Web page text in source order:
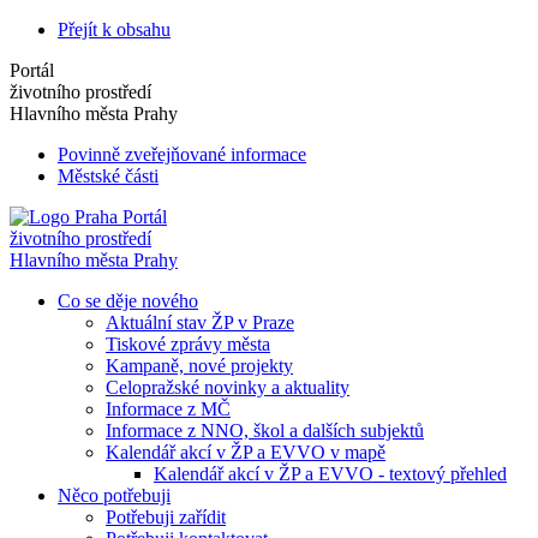
Přejít k obsahu
Portál
životního prostředí
Hlavního města Prahy
Povinně zveřejňované informace
Městské části
Portál
životního prostředí
Hlavního města Prahy
Co se děje nového
Aktuální stav ŽP v Praze
Tiskové zprávy města
Kampaně, nové projekty
Celopražské novinky a aktuality
Informace z MČ
Informace z NNO, škol a dalších subjektů
Kalendář akcí v ŽP a EVVO v mapě
Kalendář akcí v ŽP a EVVO - textový přehled
Něco potřebuji
Potřebuji zařídit